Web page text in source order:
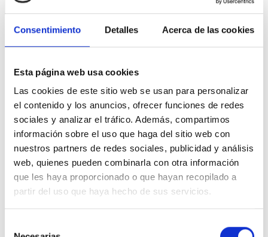
Consentimiento Detalles Acerca de las cookies
Esta página web usa cookies
Las cookies de este sitio web se usan para personalizar
el contenido y los anuncios, ofrecer funciones de redes
sociales y analizar el tráfico. Además, compartimos
información sobre el uso que haga del sitio web con
nuestros partners de redes sociales, publicidad y análisis
web, quienes pueden combinarla con otra información
que les haya proporcionado o que hayan recopilado a
partir del uso que haya hecho de sus servicios.
PREGUNTA
¿Son coherentes los políticos
del PARTIDO COMUNISTA?
Supongo que, como militantes comunistas,
estarán en contra del capitalismo en general,
especialmente el financiero, ¿no es así? No
obstante, ojeando las declaraciones de bienes y
rentas de los diputados de finales de 2011,
puede encontrarse que ALBERTO GARZÓN
ver más
Enviada por